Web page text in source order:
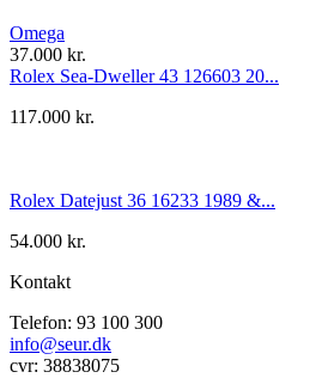
Omega
37.000 kr.
Rolex Sea-Dweller 43 126603 20...
117.000 kr.
Rolex Datejust 36 16233 1989 &...
54.000 kr.
Kontakt
Telefon: 93 100 300
info@seur.dk
cvr: 38838075